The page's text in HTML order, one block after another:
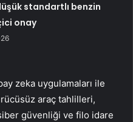
standartlı benzin
onay
zeka uygulamaları ile
araç tahlilleri,
güvenliği ve filo idare